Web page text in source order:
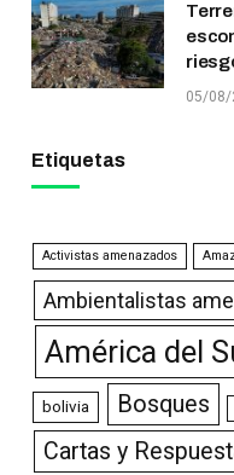
05/08/
Etiquetas
Activistas amenazados
Ambientalistas
América del
bolivia Bosques
Cartas y